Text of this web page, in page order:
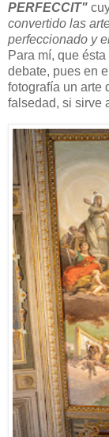
PERFECCIT"
convertido las
perfeccionado y
Para mí, que
debate, pues en
fotografía un arte
falsedad, si sirve